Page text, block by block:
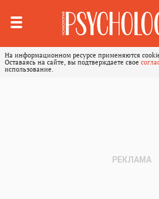
На информационном ресурсе применяются
Оставаясь на сайте, вы подтверждаете свое
использование.